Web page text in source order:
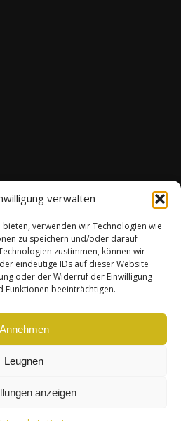
verwalten
verwenden wir Technologien wie
zu speichern und/oder darauf
zustimmen, können wir
eindeutige IDs auf dieser Website
oder der Widerruf der Einwilligung
Funktionen beeinträchtigen.
Annehmen
Leugnen
anzeigen